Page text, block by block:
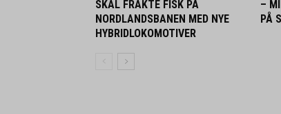
SKAL FRAKTE FISK PÅ
NORDLANDSBANEN MED NYE
HYBRIDLOKOMOTIVER
–
PÅ